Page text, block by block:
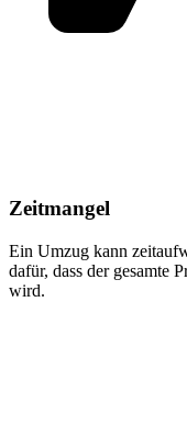
Zeitmangel
Ein Umzug kann
dafür, dass der gesamte
wird.